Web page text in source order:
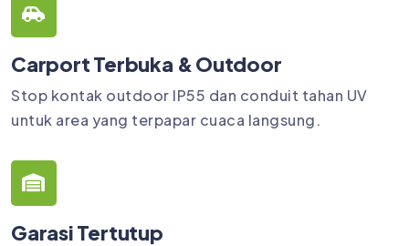
Carport Terbuka & Outdoor
Stop kontak outdoor IP55 dan conduit tahan UV
untuk area yang terpapar cuaca langsung.
Garasi Tertutup